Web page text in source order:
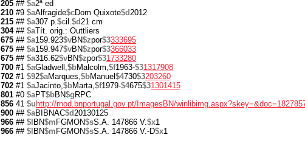
205 ## $a2ª ed
210 #9 $aAlfragide$cDom Quixote$d2012
215 ## $a307 p.$cil.$d21 cm
304## $aTít. orig.: Outtliers
675 ## $a159.923$vBN$zpor$3333695
675 ## $a159.947$vBN$zpor$3366033
675 ## $a316.62$vBN$zpor$31733280
700 #1 $aGladwell,$bMalcolm,$f1963-$31317908
702 #1 $92$aMarques,$bManuel $4730$3203260
702 #1 $aJacinto,$bMarta,$f1979-$4675$31301415
801 #0 $aPT$bBN$g RPC
856 41 $u http://rnod.bnportugal.gov.pt/ImagesBN/
900 ## $aBIBNAC$d20130125
966 ## $l BN$m FGMON$sS.A. 147866 V.$x1
966 ## $l BN$m FGMON$sS.A. 147866 V.-D$x1